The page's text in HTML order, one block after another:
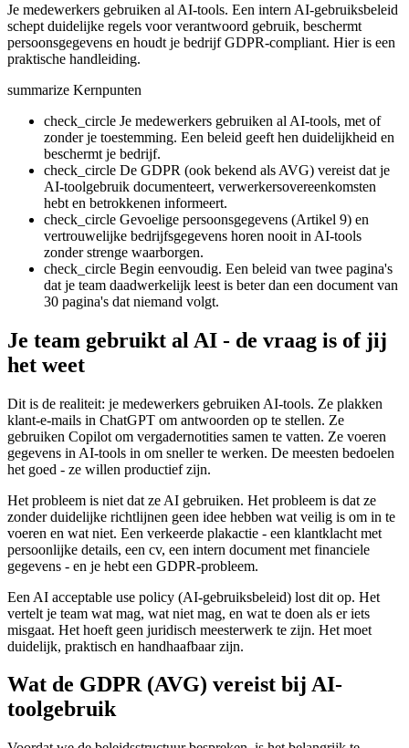
Je medewerkers gebruiken al AI-tools. Een intern AI-gebruiksbeleid
schept duidelijke regels voor verantwoord gebruik, beschermt
persoonsgegevens en houdt je bedrijf GDPR-compliant. Hier is een
praktische handleiding.
summarize Kernpunten
check_circle Je medewerkers gebruiken al AI-tools, met of
zonder je toestemming. Een beleid geeft hen duidelijkheid en
beschermt je bedrijf.
check_circle De GDPR (ook bekend als AVG) vereist dat je
AI-toolgebruik documenteert, verwerkersovereenkomsten
hebt en betrokkenen informeert.
check_circle Gevoelige persoonsgegevens (Artikel 9) en
vertrouwelijke bedrijfsgegevens horen nooit in AI-tools
zonder strenge waarborgen.
check_circle Begin eenvoudig. Een beleid van twee pagina's
dat je team daadwerkelijk leest is beter dan een document van
30 pagina's dat niemand volgt.
Je team gebruikt al AI - de vraag is of jij
het weet
Dit is de realiteit: je medewerkers gebruiken AI-tools. Ze plakken
klant-e-mails in ChatGPT om antwoorden op te stellen. Ze
gebruiken Copilot om vergadernotities samen te vatten. Ze voeren
gegevens in AI-tools in om sneller te werken. De meesten bedoelen
het goed - ze willen productief zijn.
Het probleem is niet dat ze AI gebruiken. Het probleem is dat ze
zonder duidelijke richtlijnen geen idee hebben wat veilig is om in te
voeren en wat niet. Een verkeerde plakactie - een klantklacht met
persoonlijke details, een cv, een intern document met financiele
gegevens - en je hebt een GDPR-probleem.
Een AI acceptable use policy (AI-gebruiksbeleid) lost dit op. Het
vertelt je team wat mag, wat niet mag, en wat te doen als er iets
misgaat. Het hoeft geen juridisch meesterwerk te zijn. Het moet
duidelijk, praktisch en handhaafbaar zijn.
Wat de GDPR (AVG) vereist bij AI-
toolgebruik